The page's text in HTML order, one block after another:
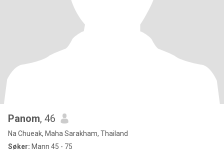
Panom, 46
Na Chueak, Maha Sarakham, Thailand
Søker: Mann 45 - 75